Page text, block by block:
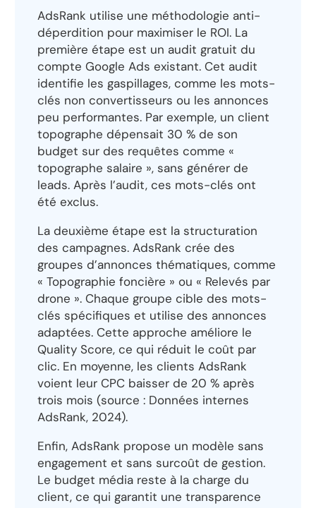
AdsRank utilise une méthodologie anti-
déperdition pour maximiser le ROI. La
première étape est un audit gratuit du
compte Google Ads existant. Cet audit
identifie les gaspillages, comme les mots-
clés non convertisseurs ou les annonces
peu performantes. Par exemple, un client
topographe dépensait 30 % de son
budget sur des requêtes comme «
topographe salaire », sans générer de
leads. Après l’audit, ces mots-clés ont
été exclus.
La deuxième étape est la structuration
des campagnes. AdsRank crée des
groupes d’annonces thématiques, comme
« Topographie foncière » ou « Relevés par
drone ». Chaque groupe cible des mots-
clés spécifiques et utilise des annonces
adaptées. Cette approche améliore le
Quality Score, ce qui réduit le coût par
clic. En moyenne, les clients AdsRank
voient leur CPC baisser de 20 % après
trois mois (source : Données internes
AdsRank, 2024).
Enfin, AdsRank propose un modèle sans
engagement et sans surcoût de gestion.
Le budget média reste à la charge du
client, ce qui garantit une transparence